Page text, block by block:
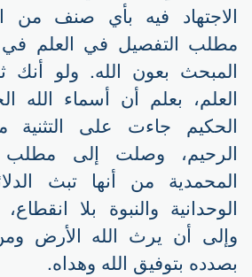
الاجتهاد فيه بأي صنف من
مطلب التفصيل في العلم في
المبحث بعون الله. ولو
العلم، بعلم أن أسماء الله
الحكيم جاءت على
الرحيم، وصلت إلى مطلب
المحمدية من أنها تبث
الوحدانية والنبوة بلا
وإلى أن يرث الله الأرض
بصدده بتوفيق الله وهداه.